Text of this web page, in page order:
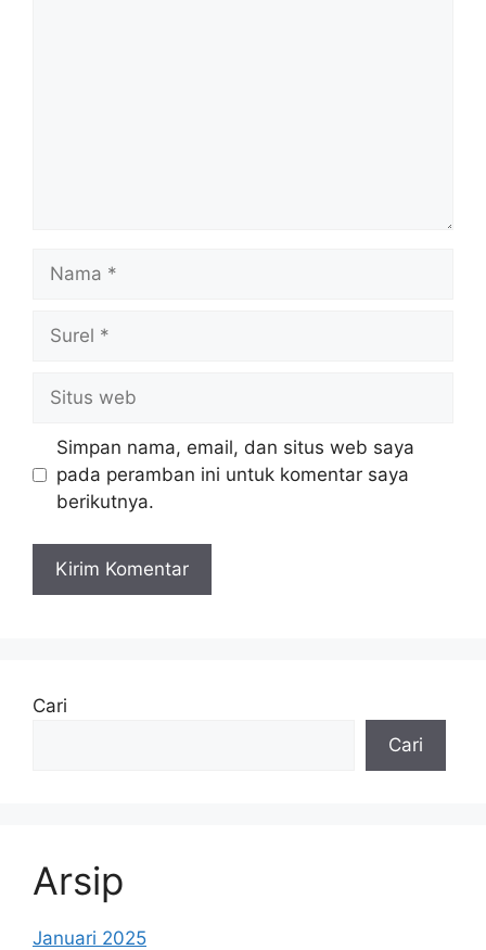
Nama
Surel
Situs
web
Simpan nama, email, dan situs web saya
pada peramban ini untuk komentar saya
berikutnya.
Cari
Cari
Arsip
Januari 2025